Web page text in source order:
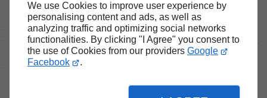
We use Cookies to improve user experience by
personalising content and ads, as well as
analyzing traffic and optimizing social networks
functionalities. By clicking "I Agree" you consent to
the use of Cookies from our providers Google
Facebook
.
Haut de page